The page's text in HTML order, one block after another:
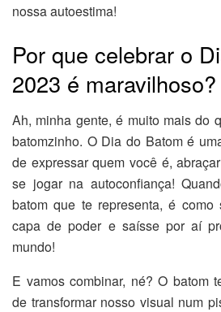
nossa autoestima!
Por que celebrar o
2023 é maravilhoso?
Ah, minha gente, é muito mais do
batomzinho. O Dia do Batom é
de expressar quem você é,
se jogar na autoconfiança!
batom que te representa, é
capa de poder e saísse por aí
mundo!
E vamos combinar, né? O batom
de transformar nosso visual num